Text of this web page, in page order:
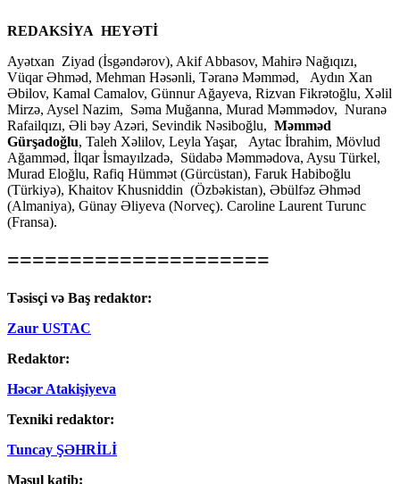
REDAKSİYA HEYƏTİ
Ayətxan Ziyad (İsgəndərov), Akif Abbasov, Mahirə Nağıqızı,
Vüqar Əhməd, Mehman Həsənli, Təranə Məmməd, Aydın Xan
Əbilov, Kamal Camalov, Günnur Ağayeva, Rizvan Fikrətoğlu, Xəlil
Mirzə, Aysel Nazim, Səma Muğanna, Murad Məmmədov, Nuranə
Rafailqızı, Əli bəy Azəri, Sevindik Nəsiboğlu, Məmməd
Gürşadoğlu, Taleh Xəlilov, Leyla Yaşar, Aytac İbrahim, Mövlud
Ağamməd, İlqar İsmayılzadə, Südabə Məmmədova, Aysu Türkel,
Murad Eloğlu, Rafiq Hümmət (Gürcüstan), Faruk Habiboğlu
(Türkiyə), Khaitov Khusniddin (Özbəkistan), Əbülfəz Əhməd
(Almaniya), Günay Əliyeva (Norveç). Caroline Laurent Turunc
(Fransa).
=====================
Təsisçi və Baş redaktor:
Zaur USTAC
Redaktor:
Həcər Atakişiyeva
Texniki redaktor:
Tuncay ŞƏHRİLİ
Məsul katib: